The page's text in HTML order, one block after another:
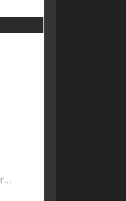
Zoom pour ELP 25 - 50 degrés - Blanc